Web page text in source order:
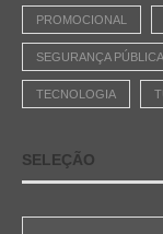
PROMOCIONAL
SEGURANÇA PÚBLICA
TECNOLOGIA
SELEÇÃO